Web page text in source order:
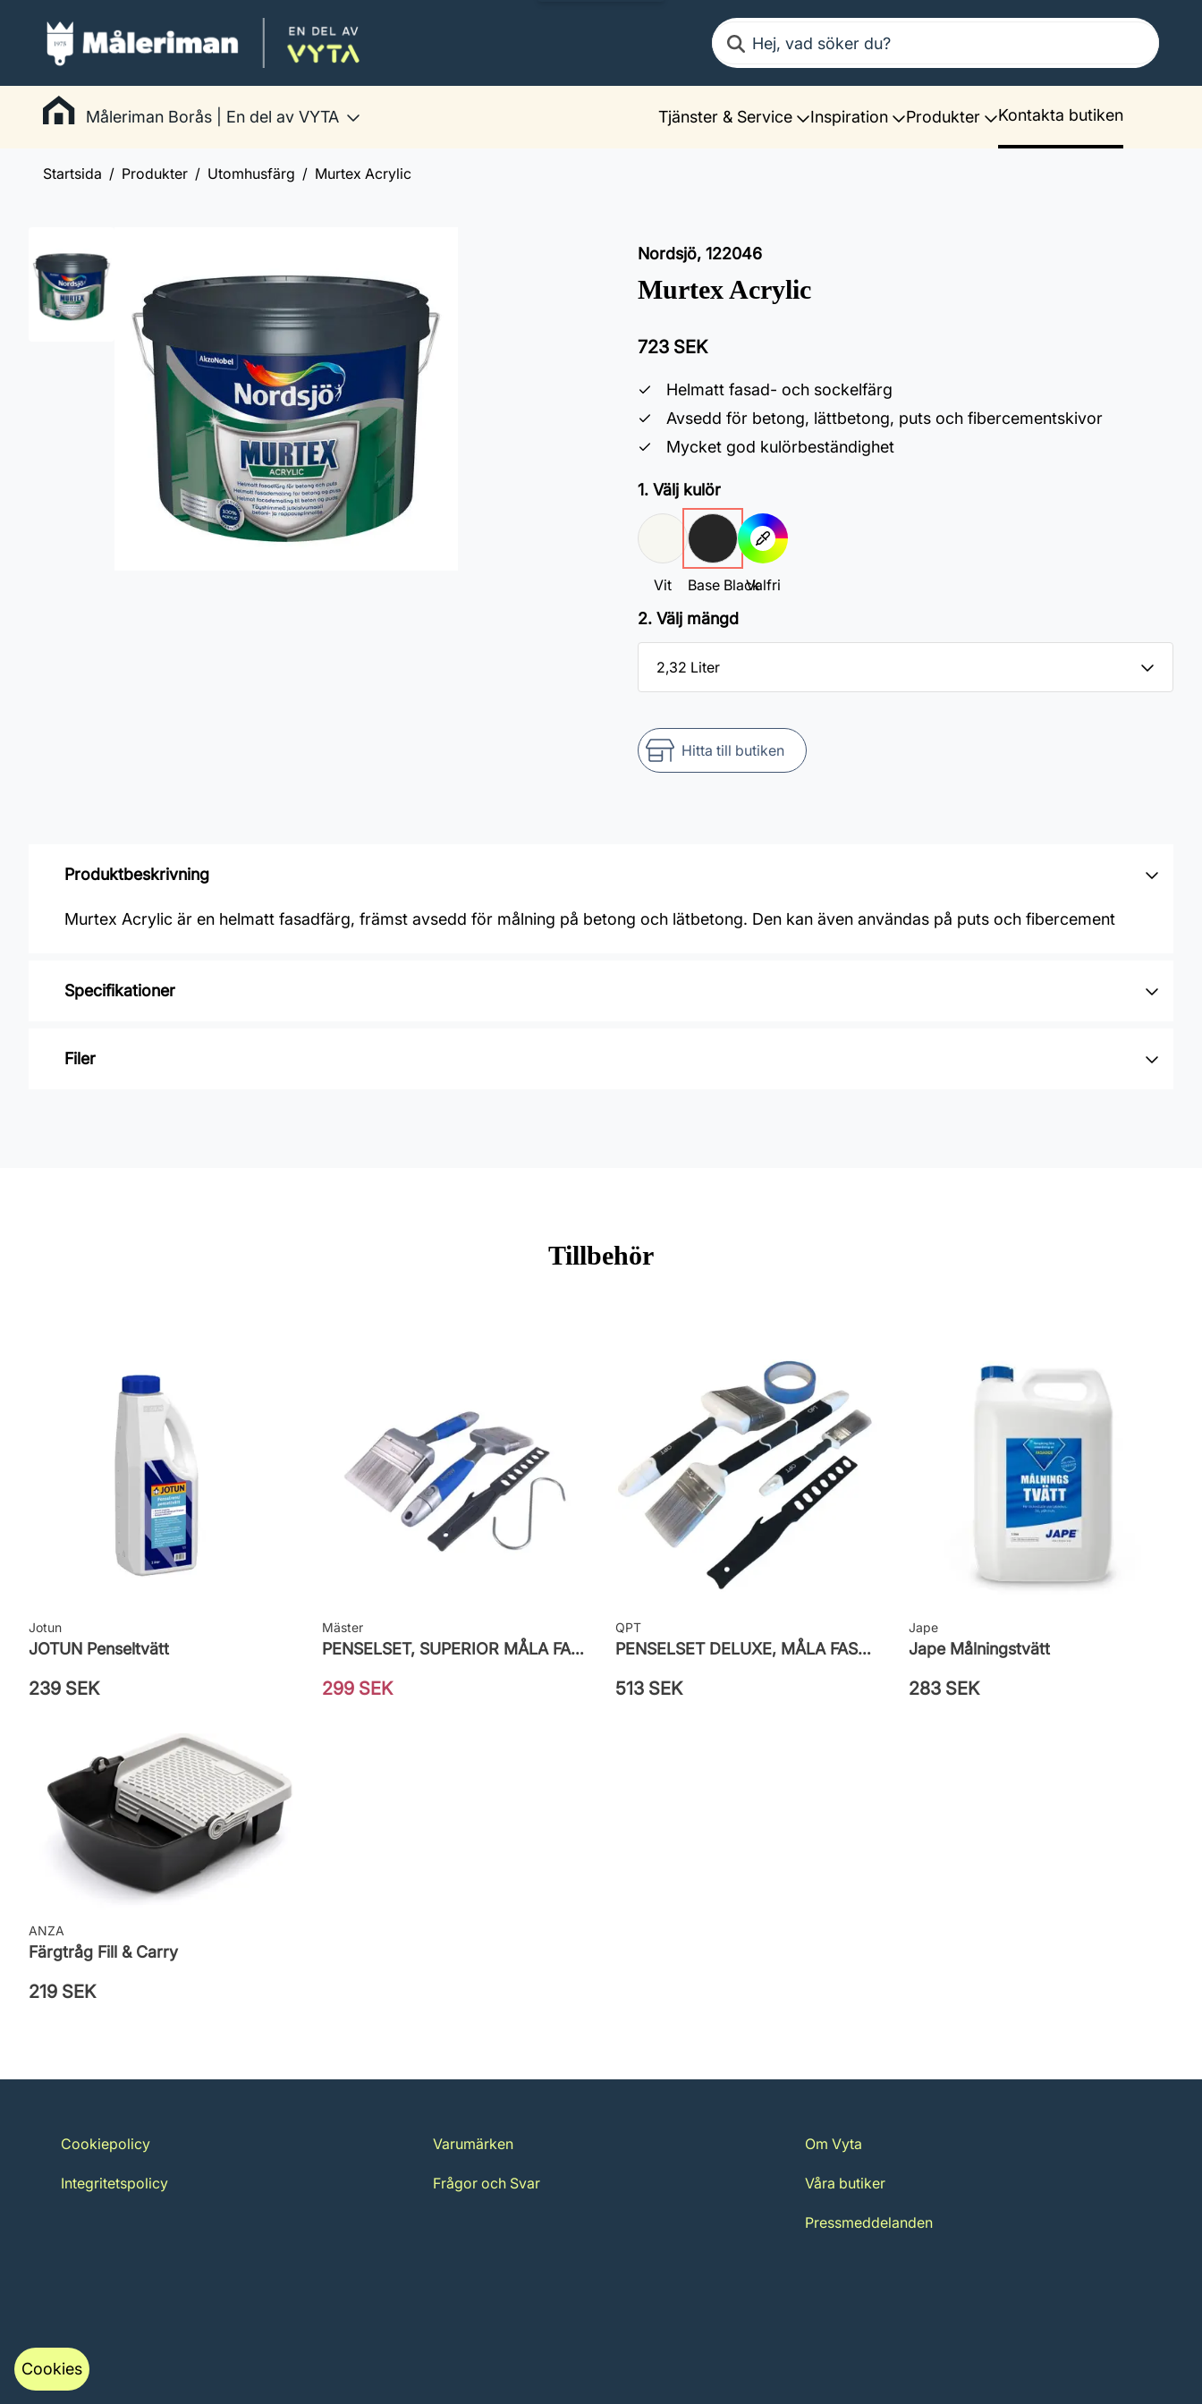
Sök
Måleriman Borås | En del av VYTA Tjänster & Service Inspiration Produkter Kontakta butiken
Startsida Produkter Utomhusfärg Murtex Acrylic
Nordsjö, 122046
Murtex Acrylic
723 SEK
Helmatt fasad- och sockelfärg
Avsedd för betong, lättbetong, puts och fibercementskivor
Mycket god kulörbeständighet
1. Välj kulör
Vit Base BlackValfri
2. Välj mängd
Hitta till butiken
Produktbeskrivning
Murtex Acrylic är en helmatt fasadfärg, främst avsedd för målning på betong och lätbetong. Den kan även användas på puts och fibercement
Specifikationer
Varumärke: Nordsjö
Filer
Tillbehör
Jotun
JOTUN Penseltvätt
239 SEK
Mäster
PENSELSET, SUPERIOR MÅLA FASAD
299 SEK
QPT
PENSELSET DELUXE, MÅLA FASAD, ALLA YTOR
513 SEK
Jape
Jape Målningstvätt
283 SEK
ANZA
Färgtråg Fill & Carry
219 SEK
Cookiepolicy
Integritetspolicy
Varumärken
Frågor och Svar
Om Vyta
Våra butiker
Pressmeddelanden
Cookies